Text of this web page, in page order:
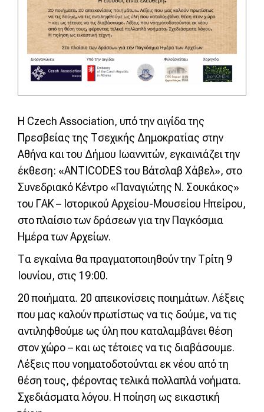
Η Czech Association, υπό την αιγίδα της
Πρεσβείας της Τσεχικής Δημοκρατίας στην
Αθήνα και του Δήμου Ιωαννιτών, εγκαινιάζει την
έκθεση: «ANTICODES του Βάτσλαβ Χάβελ», στο
Συνεδριακό Κέντρο «Παναγιώτης Ν. Σουκάκος»
του ΓΑΚ – Ιστορικού Αρχείου-Μουσείου Ηπείρου,
στο πλαίσιο των δράσεων για την Παγκόσμια
Ημέρα των Αρχείων.
Τα εγκαίνια θα πραγματοποιηθούν την Τρίτη 9
Ιουνίου, στις 19:00.
20 ποιήματα. 20 απεικονίσεις ποιημάτων. Λέξεις
που μας καλούν πρωτίστως να τις δούμε, να τις
αντιληφθούμε ως ύλη που καταλαμβάνει θέση
στον χώρο – και ως τέτοιες να τις διαβάσουμε.
Λέξεις που νοηματοδοτούνται εκ νέου από τη
θέση τους, φέροντας τελικά πολλαπλά νοήματα.
Σχεδιάσματα λόγου. Η ποίηση ως εικαστική